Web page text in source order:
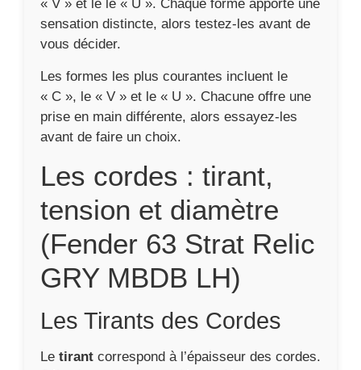
« V » et le le « U ». Chaque forme apporte une
sensation distincte, alors testez-les avant de
vous décider.
Les formes les plus courantes incluent le
« C », le « V » et le « U ». Chacune offre une
prise en main différente, alors essayez-les
avant de faire un choix.
Les cordes : tirant,
tension et diamètre
(Fender 63 Strat Relic
GRY MBDB LH)
Les Tirants des Cordes
Le tirant correspond à l’épaisseur des cordes.